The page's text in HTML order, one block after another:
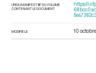
URI DU MANIFEST IIIF DU VOLUME
CONTENANT LE DOCUMENT
https://
MODIFIÉ LE 10